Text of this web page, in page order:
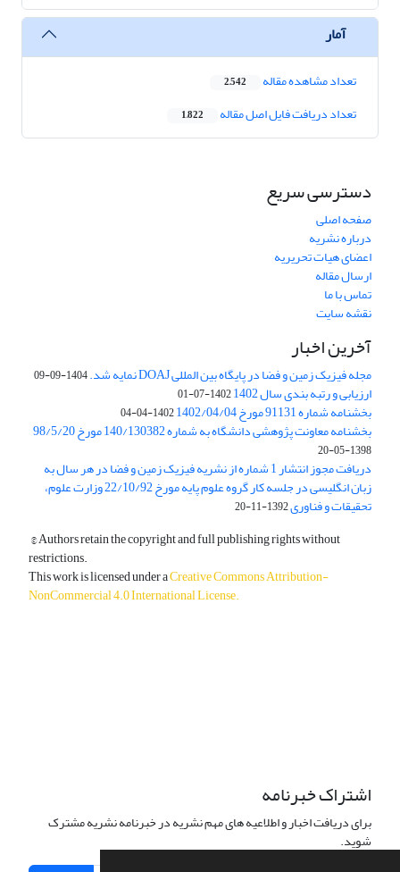
آمار
تعداد مشاهده مقاله 2,542
تعداد دریافت فایل اصل مقاله 1,822
دسترسی سریع
صفحه اصلی
درباره نشریه
اعضای هیات تحریریه
ارسال مقاله
تماس با ما
نقشه سایت
آخرین اخبار
مجله فیزیک زمین و فضا در پایگاه بین المللی DOAJ نمایه شد. 1404-09-09
ارزیابی و رتبه بندی سال 1402 1402-07-01
بخشنامه شماره 91131 مورخ 1402/04/04 1402-04-04
بخشنامه معاونت پژوهشی دانشگاه به شماره 140/130382 مورخ 98/5/20
1398-05-20
دریافت مجوز انتشار 1 شماره از نشریه فیزیک زمین و فضا در هر سال به
زبان انگلیسی در جلسه کار گروه علوم پایه مورخ 22/10/92 وزارت علوم،
تحقیقات و فناوری1392-11-20
© Authors retain the copyright and full publishing rights without
restrictions.
This work is licensed under aCreative Commons Attribution-
NonCommercial 4.0 International License.
اشتراک خبرنامه
برای دریافت اخبار و اطلاعیه های مهم نشریه در خبرنامه نشریه مشترک
شوید.